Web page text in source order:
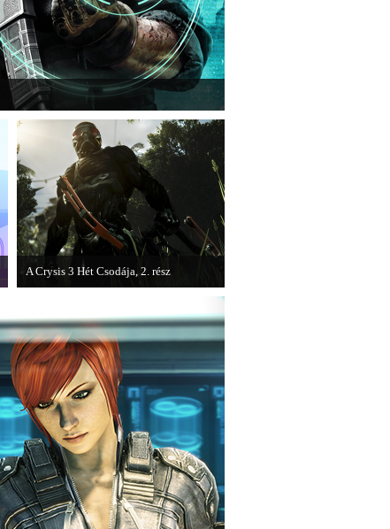
a Ghost Recon: Future Soldier következő
A Crysis 3 Hét Csodája, 2. rész
második része, amely a The Hunt címet
kapta.